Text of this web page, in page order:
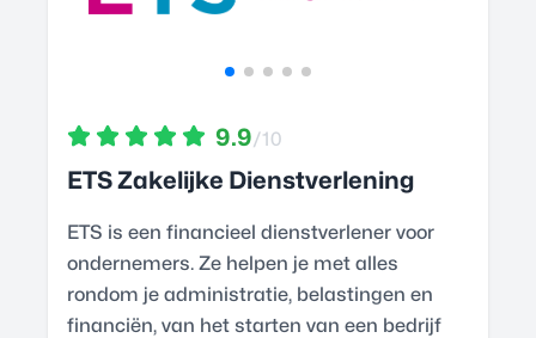
9.9/10
ETS Zakelijke Dienstverlening
ETS is een financieel dienstverlener voor
ondernemers. Ze helpen je met alles
rondom je administratie, belastingen en
financiën, van het starten van een bedrijf